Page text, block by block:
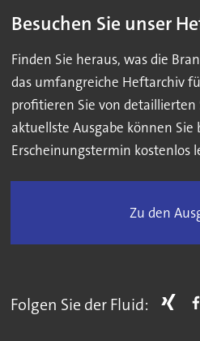
Besuchen Sie unser
Finden Sie heraus, was die
das umfangreiche Heftarchiv
profitieren Sie von detaillierten
aktuellste Ausgabe können Sie
Erscheinungstermin kostenlos
Zu den
Folgen Sie der Fluid: